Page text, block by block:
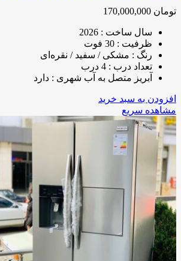
تومان
سال ساخت : 2026
ظرفیت : 30 فوت
رنگ : مشکی / سفید / نقره‌ای
تعداد درب : 4 درب
آبریز متصل به آب شهری : دارد
افزودن به سبد خرید
مشاهده سریع